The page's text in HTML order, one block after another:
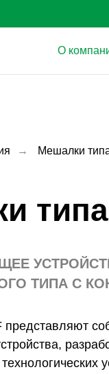
О
→ Мешалки
ТИПА С